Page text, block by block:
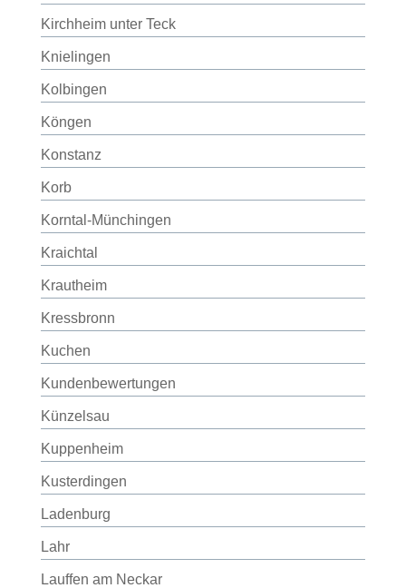
Kirchheim unter Teck
Knielingen
Kolbingen
Köngen
Konstanz
Korb
Korntal-Münchingen
Kraichtal
Krautheim
Kressbronn
Kuchen
Kundenbewertungen
Künzelsau
Kuppenheim
Kusterdingen
Ladenburg
Lahr
Lauffen am Neckar